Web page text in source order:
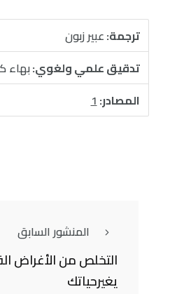
ترجمة:عبير زبون
تدقيق علمي ولغوي:بهاء
المصادر:1
المنشور السابق
التخلص من الأغراض
يغيرحياتك